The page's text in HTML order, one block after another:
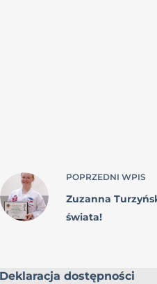
POPRZEDNI WPIS
Zuzanna
świata!
Deklaracja dostępności